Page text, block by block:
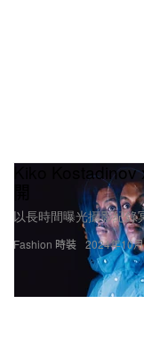
Fashion 時裝
Kiko Kostadinov
以長時間曝光攝影紀錄
2024年10